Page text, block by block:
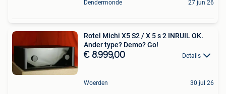
Dendermonde 27 jun 26
Rotel Michi X5 S2 / X 5 s 2 INRUIL OK.
Ander type? Demo? Go!
€ 8.999,00 Details
Woerden 30 jul 26